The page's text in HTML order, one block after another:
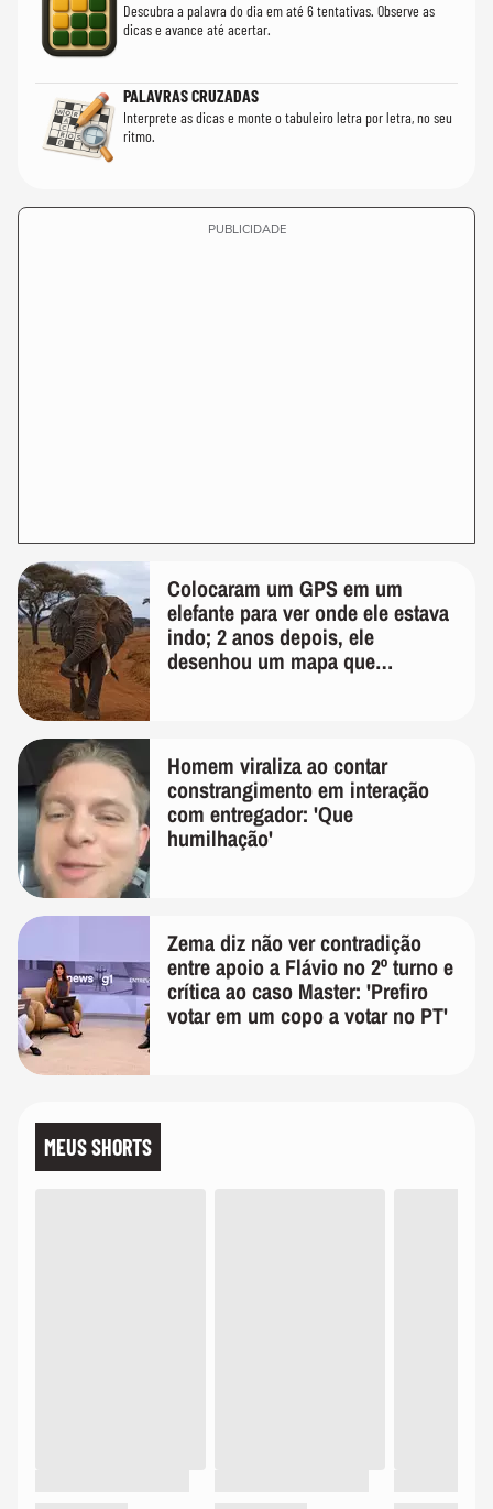
Descubra a palavra do dia em até 6 tentativas. Observe as
dicas e avance até acertar.
PALAVRAS CRUZADAS
Interprete as dicas e monte o tabuleiro letra por letra, no seu
ritmo.
PUBLICIDADE
Colocaram um GPS em um
elefante para ver onde ele estava
indo; 2 anos depois, ele
desenhou um mapa que
Homem viraliza ao contar
constrangimento em interação
com entregador: 'Que
humilhação'
Zema diz não ver contradição
entre apoio a Flávio no 2º turno e
crítica ao caso Master: 'Prefiro
votar em um copo a votar no PT'
MEUS SHORTS